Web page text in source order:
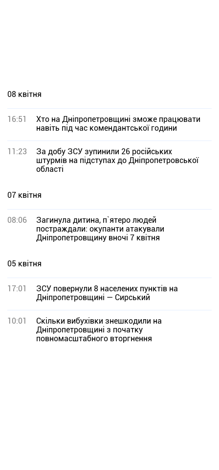
08 квітня
16:51
Хто на Дніпропетровщині зможе працювати
навіть під час комендантської години
11:23
За добу ЗСУ зупинили 26 російських
штурмів на підступах до Дніпропетровської
області
07 квітня
08:06
Загинула дитина, п`ятеро людей
постраждали: окупанти атакували
Дніпропетровщину вночі 7 квітня
05 квітня
17:01
ЗСУ повернули 8 населених пунктів на
Дніпропетровщині — Сирський
10:01
Скільки вибухівки знешкодили на
Дніпропетровщині з початку
повномасштабного вторгнення